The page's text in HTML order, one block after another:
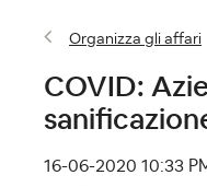
Organizza gli affari
COVID:
‎16-06-2020 10:33